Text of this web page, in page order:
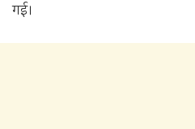
गई।